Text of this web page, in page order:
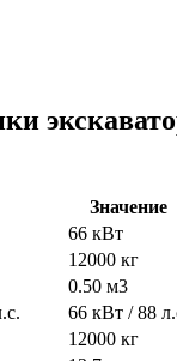
Значение
66 кВт
12000 кг
0.50 м3
66 кВт / 88
12000 кг